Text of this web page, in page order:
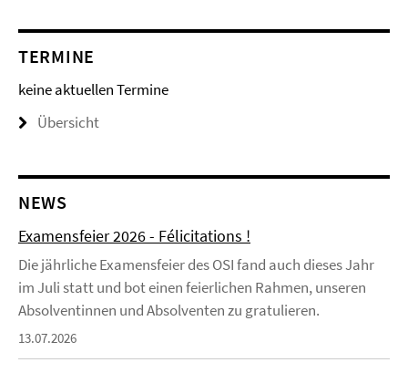
TERMINE
keine aktuellen Termine
Übersicht
NEWS
Examensfeier 2026 - Félicitations !
Die jährliche Examensfeier des OSI fand auch dieses Jahr
im Juli statt und bot einen feierlichen Rahmen, unseren
Absolventinnen und Absolventen zu gratulieren.
13.07.2026